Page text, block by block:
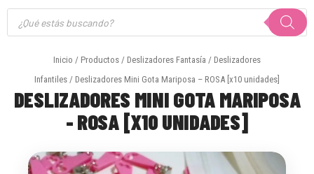
Búsqueda
de
productosInicio / Productos / Deslizadores Fantasía / Deslizadores
Infantiles / Deslizadores Mini Gota Mariposa – ROSA [x10 unidades]
DESLIZADORES MINI GOTA MARIPOSA
- ROSA [X10 UNIDADES]